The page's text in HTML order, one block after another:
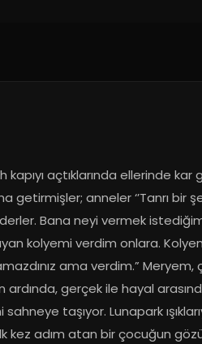
kapıyı açtıklarında ellerinde
getirmişler; anneler ‘’Tanrı bir
derler. Bana neyi vermek
kolyemi verdim onlara.
ama verdim.” Meryem,
ardında, gerçek ile hayal
sahneye taşıyor. Lunapark
ilk kez adım atan bir çocuğun